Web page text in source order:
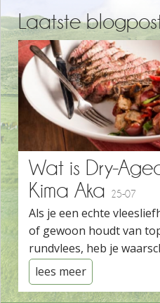
Laatste
Wat is Dry-
Kima Aka
25-07
Als je een echte
of gewoon houdt van
rundvlees, heb je
lees meer